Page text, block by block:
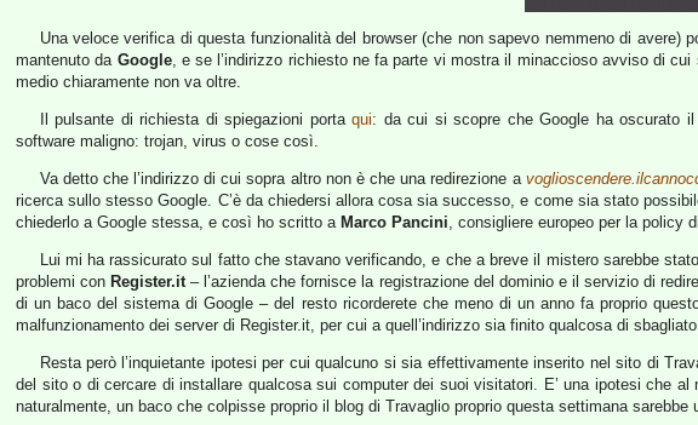
Una veloce verifica di questa funzionalità del browser (che non sapevo nemmeno di avere)
mantenuto da Google, e se l’indirizzo richiesto ne fa parte vi mostra il minaccioso avviso di
medio chiaramente non va oltre.
Il pulsante di richiesta di spiegazioni portaqui: da cui si scopre che Google ha oscurato
software maligno: trojan, virus o cose così.
Va detto che l’indirizzo di cui sopra altro non è che una redirezione a
ricerca sullo stesso Google. C’è da chiedersi allora cosa sia successo, e come sia stato
chiederlo a Google stessa, e così ho scritto a Marco Pancini, consigliere europeo per la policy
Lui mi ha rassicurato sul fatto che stavano verificando, e che a breve il mistero sarebbe
problemi con Register.it– l’azienda che fornisce la registrazione del dominio e il servizio di
di un baco del sistema di Google – del resto ricorderete che meno di un anno fa proprio
malfunzionamento dei server di Register.it, per cui a quell’indirizzo sia finito qualcosa di
Resta però l’inquietante ipotesi per cui qualcuno si sia effettivamente inserito nel sito di
del sito o di cercare di installare qualcosa sui computer dei suoi visitatori. E’ una ipotesi che
naturalmente, un baco che colpisse proprio il blog di Travaglio proprio questa settimana sarebbe